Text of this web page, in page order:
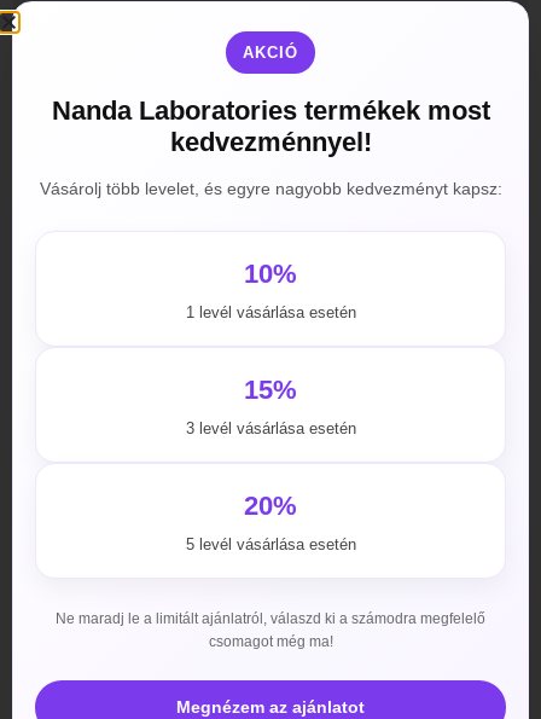
Opciók választása
3990 29990 Ft
AKCIÓ
Nanda Laboratories termékek most
kedvezménnyel!
Vásárolj több levelet, és egyre nagyobb kedvezményt kapsz:
10%
1 levél vásárlása esetén
15%
3 levél vásárlása esetén
20%
5 levél vásárlása esetén
Ne maradj le a limitált ajánlatról, válaszd ki a számodra megfelelő
csomagot még ma!
Megnézem az ajánlatot